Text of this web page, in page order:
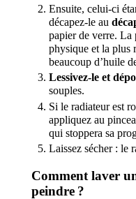
Ensuite, celui-ci
décapez-le au
papier de verre. La
physique et la plus
beaucoup d’huile
Lessivez-le et
souples.
Si le radiateur est
appliquez au
qui stoppera sa
Laissez sécher : le
Comment laver
peindre ?